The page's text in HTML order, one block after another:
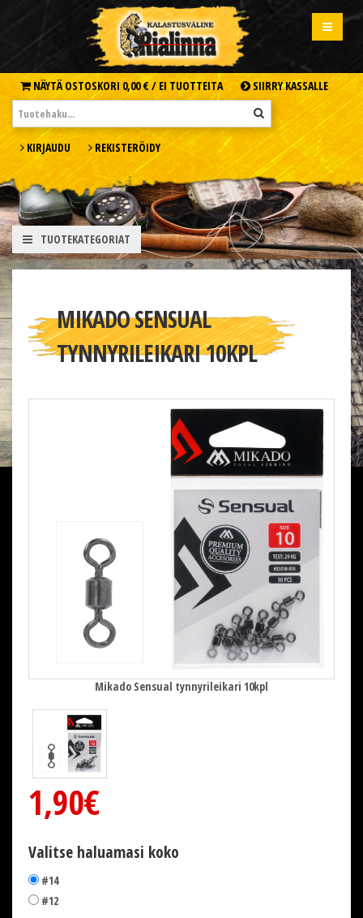
NÄYTÄ OSTOSKORI 0,00 € / EI TUOTTEITA SIIRRY KASSALLE
KIRJAUDU REKISTERÖIDY
TUOTEKATEGORIAT
MIKADO SENSUAL
TYNNYRILEIKARI 10KPL
Mikado Sensual tynnyrileikari 10kpl
1,90€
Valitse haluamasi koko
#14
#12